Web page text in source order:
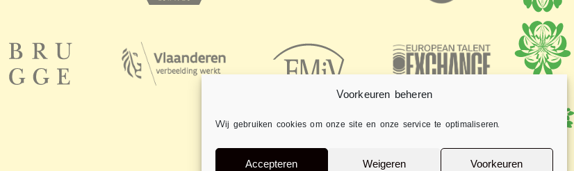
Voorkeuren beheren
Wij gebruiken cookies om onze site en onze service te optimaliseren.
Accepteren Weigeren Voorkeuren